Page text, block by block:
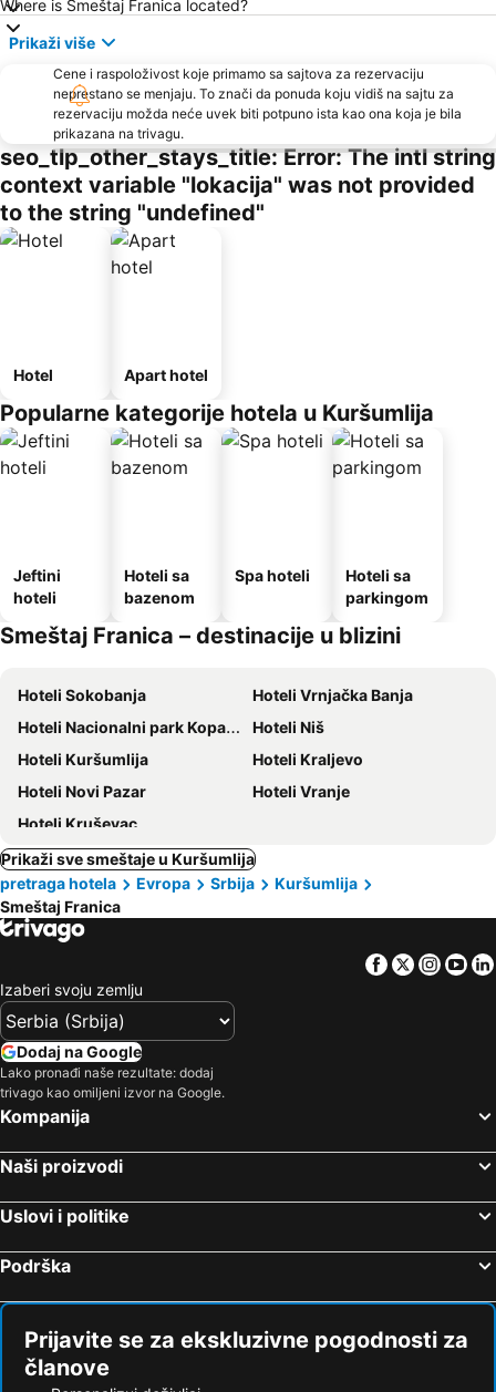
Where is Smeštaj Franica located?
Prikaži više
Cene i raspoloživost koje primamo sa sajtova za rezervaciju
neprestano se menjaju. To znači da ponuda koju vidiš na sajtu za
rezervaciju možda neće uvek biti potpuno ista kao ona koja je bila
prikazana na trivagu.
seo_tlp_other_stays_title: Error: The intl string
context variable "lokacija" was not provided
to the string "undefined"
Hotel Apart hotel
Popularne kategorije hotela u Kuršumlija
Jeftini
hoteli
Hoteli sa
bazenom
Spa hoteli
Hoteli sa
parkingom
Smeštaj Franica – destinacije u blizini
Hoteli Sokobanja
Hoteli Vrnjačka Banja
Hoteli Nacionalni park Kopaonik
Hoteli Niš
Hoteli Kuršumlija
Hoteli Kraljevo
Hoteli Novi Pazar
Hoteli Vranje
Hoteli Kruševac
Prikaži sve smeštaje u Kuršumlija
pretraga hotela
Evropa Srbija
Kuršumlija
Smeštaj Franica
Facebook
Twitter
Izaberi svoju zemlju
Dodaj na Google
Lako pronađi naše rezultate: dodaj
trivago kao omiljeni izvor na Google.
Kompanija
Naši proizvodi
Uslovi i politike
Podrška
Prijavite se za ekskluzivne pogodnosti za
članove